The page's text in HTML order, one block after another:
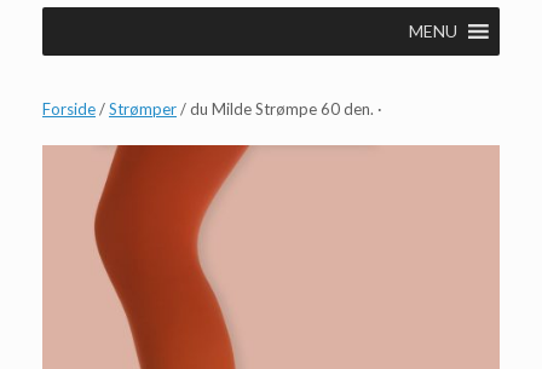
MENU
Forside/Strømper/ du Milde Strømpe 60 den. ·